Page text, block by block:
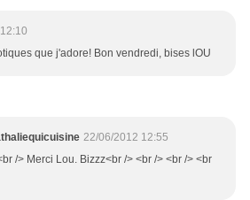
que j'adore! Bon vendredi, bises lOU
22/06/2012 12:55
/> Merci Lou. Bizzz<br /> <br /> <br /> <br